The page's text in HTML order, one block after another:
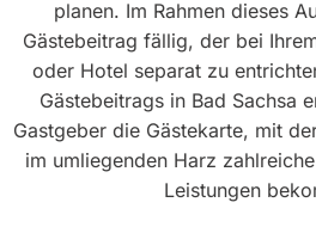
planen. Im Rahmen dieses
Gästebeitrag fällig, der bei
oder Hotel separat zu
Gästebeitrags in Bad Sachsa
Gastgeber die Gästekarte, mit
im umliegenden Harz
Leistungen